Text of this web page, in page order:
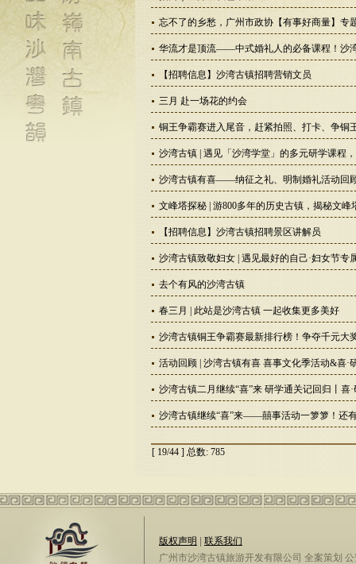
忘不了的乡愁，广州市政协【有事好商量】专
华流才是顶流——中式婚礼人的必备课程！沙
【招聘信息】沙湾古镇招聘营销文员
三月 赴一场花的约会
铜王争霸赛进入尾音，赶紧拍照、打卡、争铜
沙湾古镇 | 遇见「沙湾学堂」的多元研学课程
沙湾古镇有喜——纳征之礼、明制婚礼活动回
文峰塔探秘 | 游800多年的历史古镇，揭秘文
【招聘信息】沙湾古镇招聘景区讲解员
沙湾古镇致敬妇女 | 遇见最好的自己·妇女节专
去个有风的沙湾古镇
春三月 | 此站是沙湾古镇 一起收集更多美好
沙湾古镇铜王争霸赛最新排行榜！争夺千元
活动回顾 | 沙湾古镇有喜 喜事文化季活动&喜·
沙湾古镇二月继续“喜”来 研学通关记回归丨喜
沙湾古镇继续“喜”来——囍事活动一箩箩！还
[ 19/44 ] 总数: 785
版权声明
联系我们
广州市沙湾古镇旅游开发有限公司 全案策划